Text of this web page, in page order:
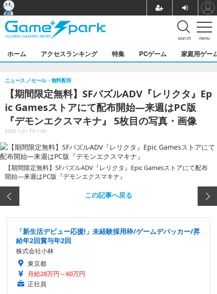
menu
search
ホーム アクセスランキング 特集 PCゲーム 家庭用ゲー
【期間限定無料】SFパズルADV『レリクタ』Ep
ic Gamesストアにて配布開始―来週はPC版
『デモンエクスマキナ』 5枚目の写真・画像
ニュース セール・無料配布
2022.1.21 Fri 1:00
【期間限定無料】SFパズルADV『レリクタ』Epic Gamesストアにて配布
開始―来週はPC版『デモンエクスマキナ』
この記事へ戻る
「新生活デビュー応援!」未経験採用枠/ゲームデバッカー/昇
給年2回賞与年2回
株式会社小林
東京都
月給28万円～60万円
正社員